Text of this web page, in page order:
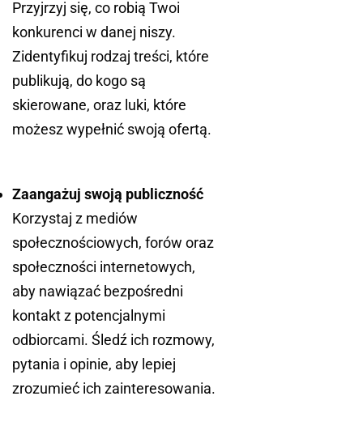
Przyjrzyj się, co robią Twoi
konkurenci w danej niszy.
Zidentyfikuj rodzaj treści, które
publikują, do kogo są
skierowane, oraz luki, które
możesz wypełnić swoją ofertą.
Zaangażuj swoją publiczność
Korzystaj z mediów
społecznościowych, forów oraz
społeczności internetowych,
aby nawiązać bezpośredni
kontakt z potencjalnymi
odbiorcami. Śledź ich rozmowy,
pytania i opinie, aby lepiej
zrozumieć ich zainteresowania.